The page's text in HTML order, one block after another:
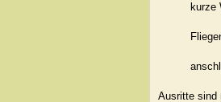
kurze
Ausritte sind